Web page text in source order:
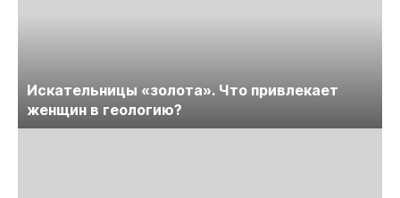
Искательницы «золота». Что привлекает
женщин в геологию?